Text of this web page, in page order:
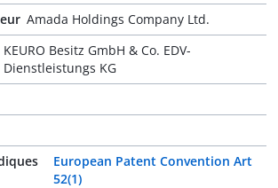
Amada Holdings Company Ltd.
KEURO Besitz GmbH & Co. EDV-
Dienstleistungs KG
European Patent Convention Art
52(1)